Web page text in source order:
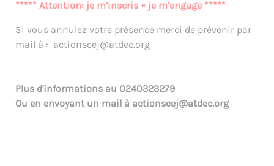
***** Attention: je m’inscris = je m’engage *****
Si vous annulez votre présence merci de prévenir par
mail à : actionscej@atdec.org
Plus d'informations au 0240323279
Ou en envoyant un mail à actionscej@atdec.org